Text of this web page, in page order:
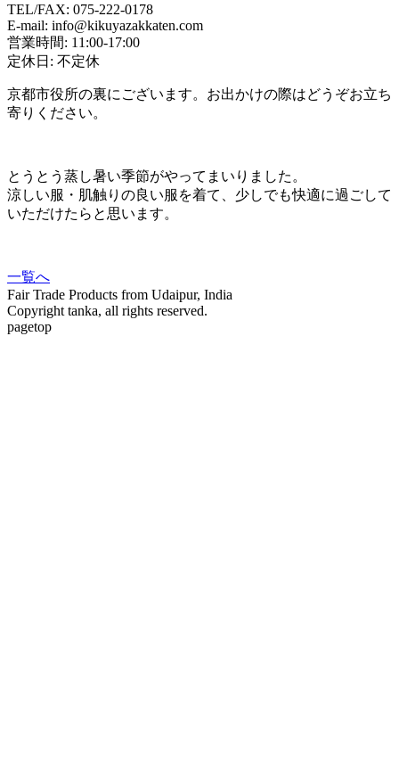
TEL/FAX: 075-222-0178
E-mail: info@kikuyazakkaten.com
営業時間: 11:00-17:00
定休日: 不定休
京都市役所の裏にございます。お出かけの際はどうぞお立ち
寄りください。
とうとう蒸し暑い季節がやってまいりました。
涼しい服・肌触りの良い服を着て、少しでも快適に過ごして
いただけたらと思います。
一覧へ
Fair Trade Products from Udaipur, India
Copyright tanka, all rights reserved.
pagetop